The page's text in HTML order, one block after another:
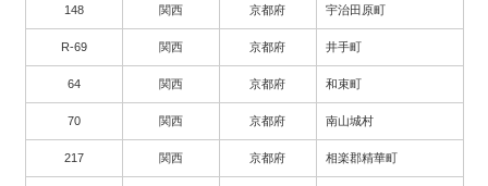
148 関西 京都府 宇治田原町
R-69 関西 京都府 井手町
64 関西 京都府 和束町
70 関西 京都府 南山城村
217 関西 京都府 相楽郡精華町